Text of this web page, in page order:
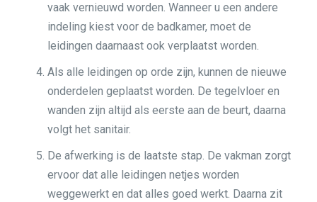
vaak vernieuwd worden. Wanneer u een andere
indeling kiest voor de badkamer, moet de
leidingen daarnaast ook verplaatst worden.
Als alle leidingen op orde zijn, kunnen de nieuwe
onderdelen geplaatst worden. De tegelvloer en
wanden zijn altijd als eerste aan de beurt, daarna
volgt het sanitair.
De afwerking is de laatste stap. De vakman zorgt
ervoor dat alle leidingen netjes worden
weggewerkt en dat alles goed werkt. Daarna zit